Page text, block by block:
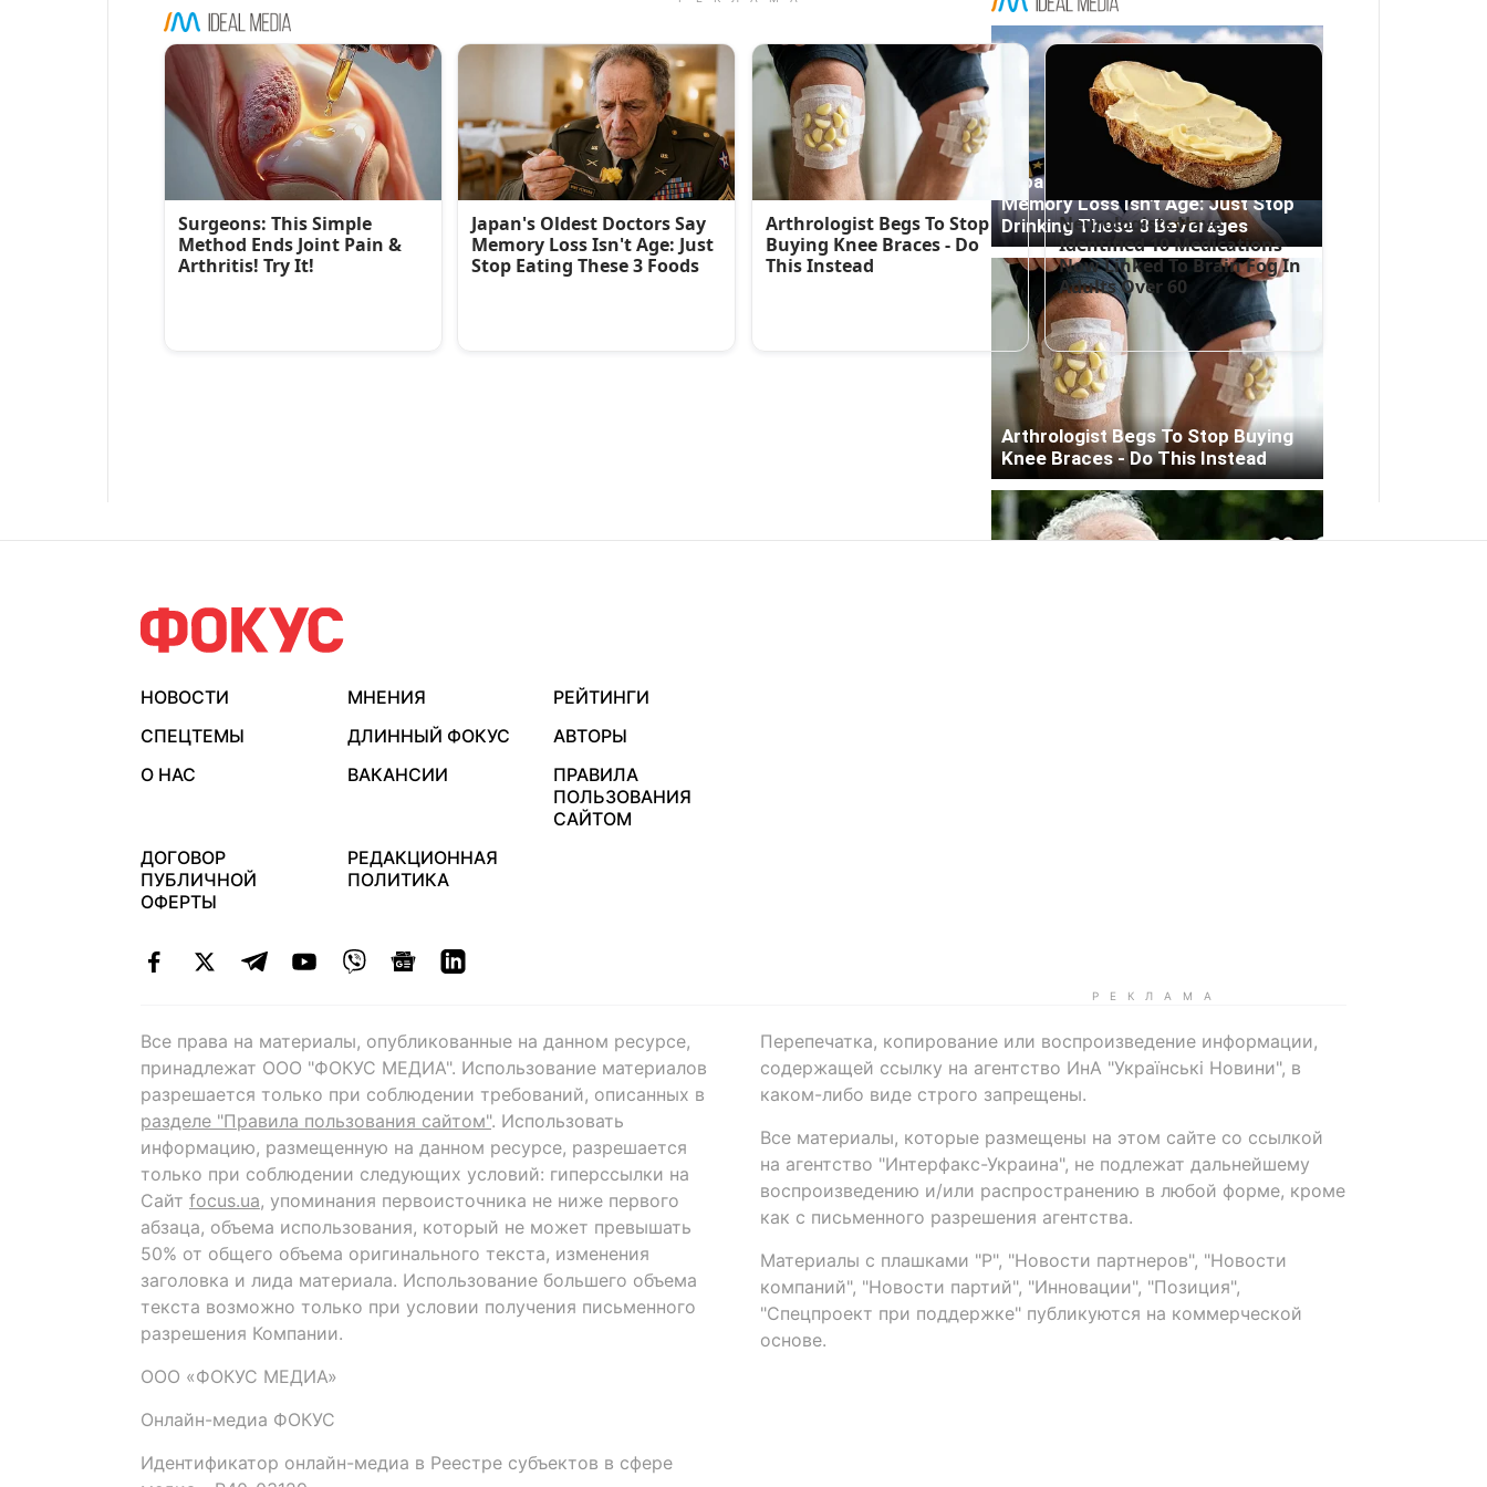
НОВОСТИ МНЕНИЯ
РЕЙТИНГИ
СПЕЦТЕМЫ
ДЛИННЫЙ ФОКУС
АВТОРЫ
О НАС
ВАКАНСИИ
ПРАВИЛА
ПОЛЬЗОВАНИЯ
САЙТОМ
ДОГОВОР
ПУБЛИЧНОЙ
ОФЕРТЫ
РЕДАКЦИОННАЯ
ПОЛИТИКА
Все права на материалы, опубликованные на данном ресурсе,
принадлежат ООО "ФОКУС МЕДИА". Использование материалов
разрешается только при соблюдении требований, описанных в
разделе "Правила пользования сайтом". Использовать
информацию, размещенную на данном ресурсе, разрешается
только при соблюдении следующих условий: гиперссылки на
Сайт focus.ua, упоминания первоисточника не ниже первого
абзаца, объема использования, который не может превышать
50% от общего объема оригинального текста, изменения
заголовка и лида материала. Использование большего объема
текста возможно только при условии получения письменного
разрешения Компании.
ООО «ФОКУС МЕДИА»
Онлайн-медиа ФОКУС
Идентификатор онлайн-медиа в Реестре субъектов в сфере
Перепечатка, копирование или воспроизведение информации,
содержащей ссылку на агентство ИнА "Українські Новини", в
каком-либо виде строго запрещены.
Все материалы, которые размещены на этом сайте со ссылкой
на агентство "Интерфакс-Украина", не подлежат дальнейшему
воспроизведению и/или распространению в любой форме, кроме
как с письменного разрешения агентства.
Материалы с плашками "Р", "Новости партнеров", "Новости
компаний", "Новости партий", "Инновации", "Позиция",
"Спецпроект при поддержке" публикуются на коммерческой
основе.